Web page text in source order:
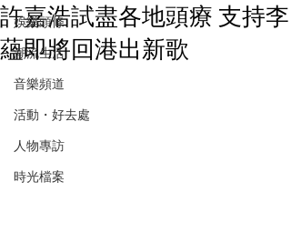
娛樂頭條
潮流生活
音樂頻道
活動・好去處
人物專訪
時光檔案
許嘉浩試盡各地頭療 支持李
蘊即將回港出新歌